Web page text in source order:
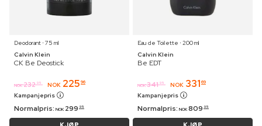
Deodorant ⋅ 75 ml
Calvin Klein
CK Be Deostick
NOK 232 95 NOK 225 96
Kampanjepris
Normalpris: NOK 299 95
Eau de Toilette ⋅ 200 ml
Calvin Klein
Be EDT
NOK 341 95 NOK 331 69
Kampanjepris
Normalpris: NOK 809 95